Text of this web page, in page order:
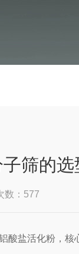
筛的选
数：577
盐活化粉，核